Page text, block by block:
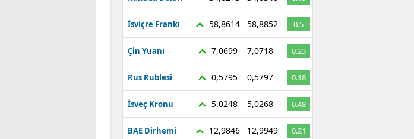
İsviçre Frankı 58,8614 58,8852 0.5
Çin Yuanı 7,0699 7,0718 0.23
Rus Rublesi 0,5795 0,5797 0.18
İsveç Kronu 5,0248 5,0268 0.48
BAE Dirhemi 12,9846 12,9949 0.21